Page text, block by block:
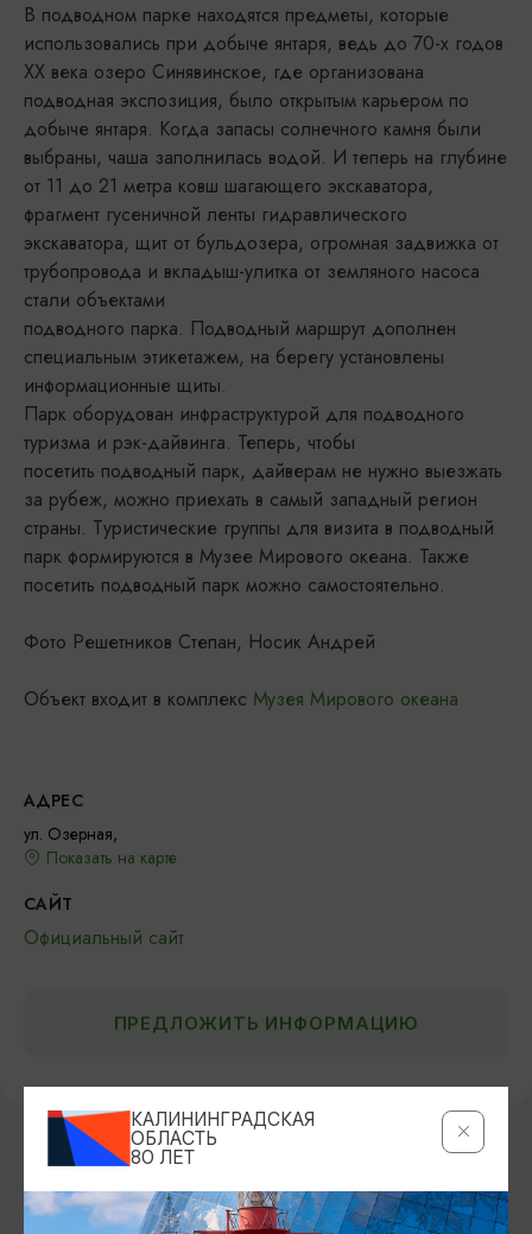
В подводном парке находятся предметы, которые
использовались при добыче янтаря, ведь до 70-х годов
XX века озеро Синявинское, где организована
подводная экспозиция, было открытым карьером по
добыче янтаря. Когда запасы солнечного камня были
выбраны, чаша заполнилась водой. И теперь на глубине
от 11 до 21 метра ковш шагающего экскаватора,
фрагмент гусеничной ленты гидравлического
экскаватора, щит от бульдозера, огромная задвижка от
трубопровода и вкладыш-улитка от земляного насоса
стали объектами
подводного парка. Подводный маршрут дополнен
специальным этикетажем, на берегу установлены
информационные щиты.
Парк оборудован инфраструктурой для подводного
туризма и рэк-дайвинга. Теперь, чтобы
посетить подводный парк, дайверам не нужно выезжать
за рубеж, можно приехать в самый западный регион
страны. Туристические группы для визита в подводный
парк формируются в Музее Мирового океана. Также
посетить подводный парк можно самостоятельно.
Фото Решетников Степан, Носик Андрей
Объект входит в комплекс Музея Мирового океана
АДРЕС
ул. Озерная,
Показать на карте
САЙТ
Официальный сайт
ПРЕДЛОЖИТЬ ИНФОРМАЦИЮ
ДРУГИЕ МЕСТА
КАЛИНИНГРАДСКАЯ
ОБЛАСТЬ
80 ЛЕТ